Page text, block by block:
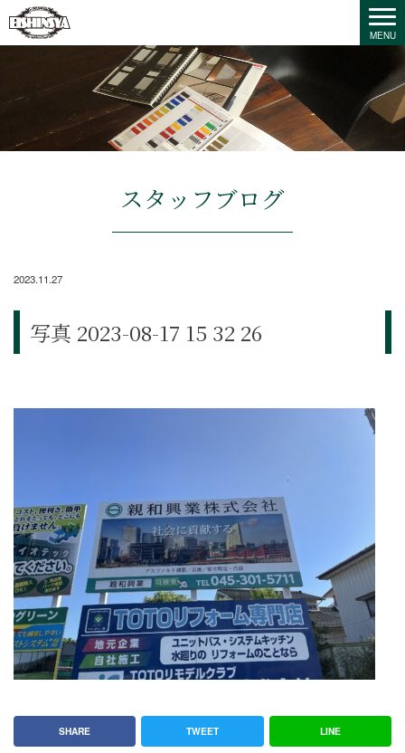
スタッフブログ
2023.11.27
写真 2023-08-17 15 32 26
SHARE TWEET LINE